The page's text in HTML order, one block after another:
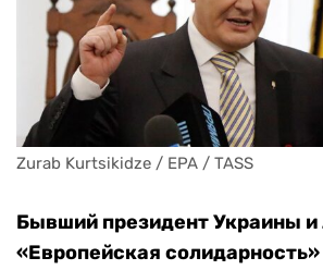
Zurab Kurtsikidze / EPA / TASS
Бывший президент Украины и
«Европейская